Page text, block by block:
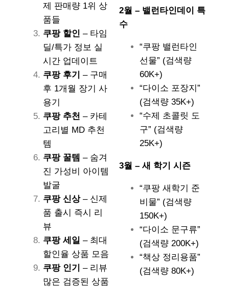
제 판매량 1위 상
품들
쿠팡 할인 – 타임
딜/특가 정보 실
시간 업데이트
쿠팡 후기
– 구매
후 1개월 장기 사
용기
쿠팡 추천 – 카테
고리별 MD 추천
템
쿠팡 꿀템 – 숨겨
진 가성비 아이템
발굴
쿠팡 신상– 신제
품 출시 즉시 리
뷰
쿠팡 세일 – 최대
할인율 상품 모음
쿠팡 인기
– 리뷰
많은 검증된 상품
2월 – 밸런타인데이 특
수
“쿠팡 밸런타인
선물” (검색량
60K+)
“다이소 포장지”
(검색량 35K+)
“수제 초콜릿 도
구” (검색량
25K+)
3월 – 새 학기 시즌
“쿠팡 새학기 준
비물” (검색량
150K+)
“다이소 문구류”
(검색량 200K+)
“책상 정리용품”
(검색량 80K+)